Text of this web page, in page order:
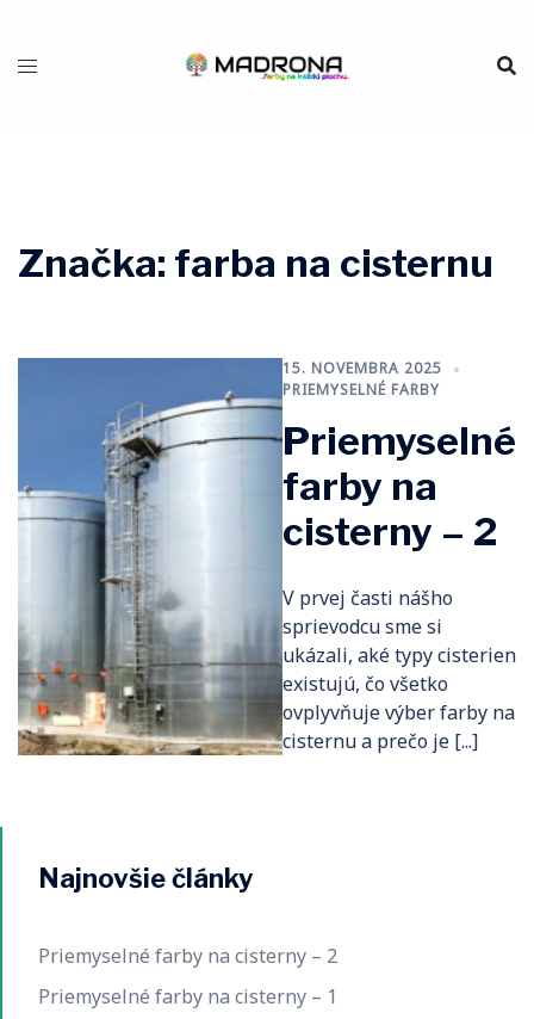
obsah
Značka: farba na cisternu
15. NOVEMBRA 2025
PRIEMYSELNÉ FARBY
Priemyselné
farby na
cisterny – 2
V prvej časti nášho
sprievodcu sme si
ukázali, aké typy cisterien
existujú, čo všetko
ovplyvňuje výber farby na
cisternu a prečo je [...]
Najnovšie články
Priemyselné farby na cisterny – 2
Priemyselné farby na cisterny – 1